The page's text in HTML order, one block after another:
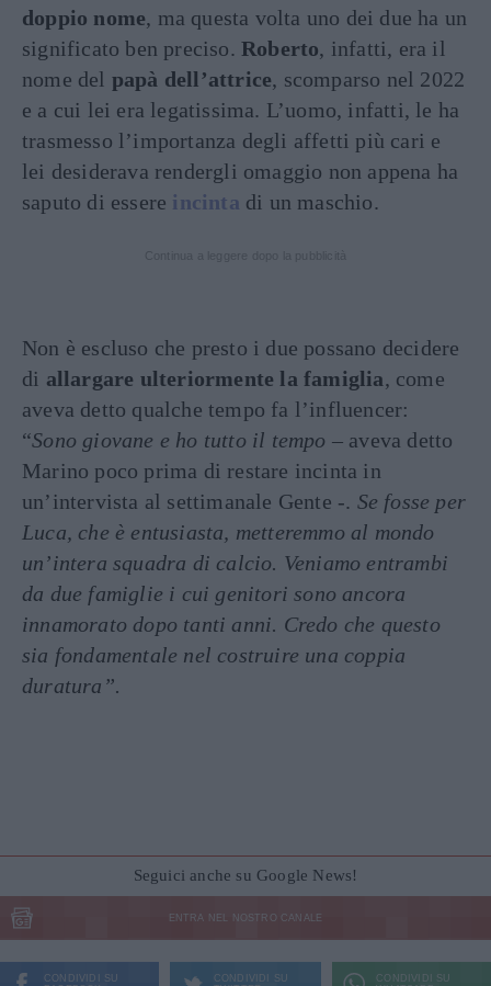
doppio nome, ma questa volta uno dei due ha un
significato ben preciso. Roberto, infatti, era il
nome del papà dell’attrice, scomparso nel 2022
e a cui lei era legatissima. L’uomo, infatti, le ha
trasmesso l’importanza degli affetti più cari e
lei desiderava rendergli omaggio non appena ha
saputo di essere incinta di un maschio.
Non è escluso che presto i due possano decidere
di allargare ulteriormente la famiglia, come
aveva detto qualche tempo fa l’influencer:
“Sono giovane e ho tutto il tempo – aveva detto
Marino poco prima di restare incinta in
un’intervista al settimanale Gente -. Se fosse per
Luca, che è entusiasta, metteremmo al mondo
un’intera squadra di calcio. Veniamo entrambi
da due famiglie i cui genitori sono ancora
innamorato dopo tanti anni. Credo che questo
sia fondamentale nel costruire una coppia
duratura”.
Seguici anche su Google News!
ENTRA NEL NOSTRO CANALE
CONDIVIDI SU
CONDIVIDI SU
CONDIVIDI SU